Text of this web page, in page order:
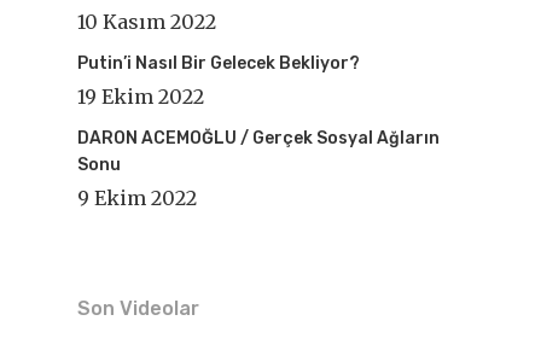
10 Kasım 2022
Putin’i Nasıl Bir Gelecek Bekliyor?
19 Ekim 2022
DARON ACEMOĞLU / Gerçek Sosyal Ağların
Sonu
9 Ekim 2022
Son Videolar